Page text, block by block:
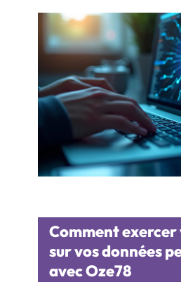
Comment
sur vos données
avec Oze78